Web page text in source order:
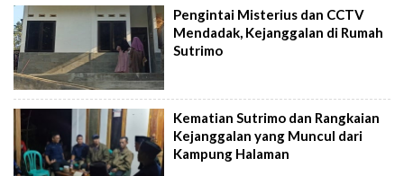
Pengintai Misterius dan CCTV
Mendadak, Kejanggalan di Rumah
Sutrimo
Kematian Sutrimo dan Rangkaian
Kejanggalan yang Muncul dari
Kampung Halaman